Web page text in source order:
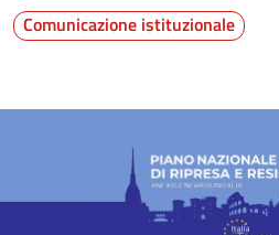
Comunicazione istituzionale